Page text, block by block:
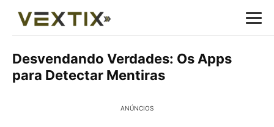
Desvendando Verdades: Os Apps
para Detectar Mentiras
ANÚNCIOS